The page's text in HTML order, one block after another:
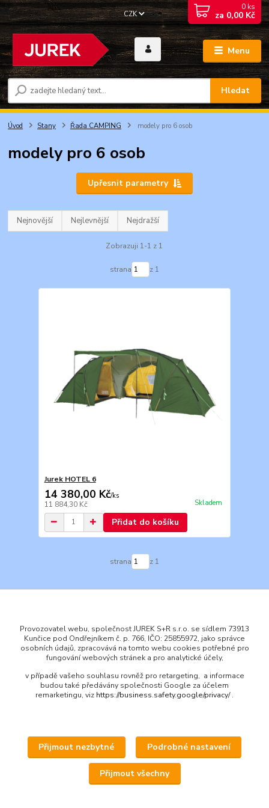
Menu
CZK
Hledat
0 ks
za 0,00 Kč
Úvod Stany Řada CAMPING modely pro 6 osob
modely pro 6 osob
Upřesnit parametry
Nejnovější Nejlevnější Nejdražší
Zobrazuji 1-1 z 1
strana z 1
Jurek HOTEL 6
14 380,00 Kč/ks
11 884,30 Kč Skladem
Přidat do košíku
strana z 1
ENGLISH
© 2016 JUREK S+R s.r.o., IČ 25855972
Upravit sběr cookies.
Provozovatel webu, společnost JUREK S+R s.r.o. se sídlem 73913
Kunčice pod Ondřejníkem č. p. 766, IČO: 25855972, jako správce
osobních údajů, zpracovává na tomto webu cookies potřebné pro
fungování webových stránek a pro analytické účely,
v případě vašeho souhlasu rovněž pro retargeting, a informace
budou také předávány společnosti Google za účelem
remarketingu, viz https://business.safety.google/privacy/.
Přijmout nezbytné Podrobné nastavení
Přijmout všechny